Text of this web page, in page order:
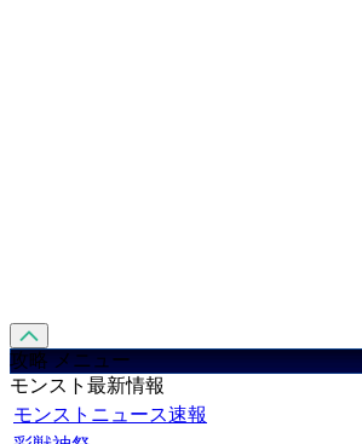
攻略 メニュー
モンスト最新情報
モンストニュース速報